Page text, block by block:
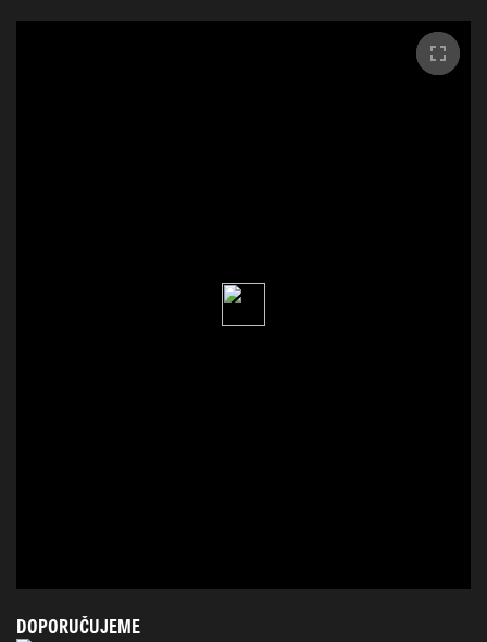
DOPORUČUJEME